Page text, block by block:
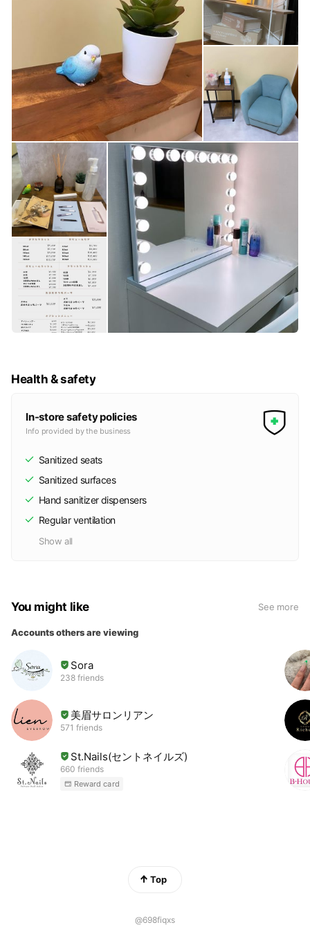
Health & safety
In-store safety policies
Info provided by the business
Sanitized seats
Sanitized surfaces
Hand sanitizer dispensers
Regular ventilation
Show all
You might like See more
Accounts others are viewing
Sora
238 friends
美眉サロンリアン
571 friends
St.Nails(セントネイルズ)
660 friends
Reward card
Top
@698fiqxs